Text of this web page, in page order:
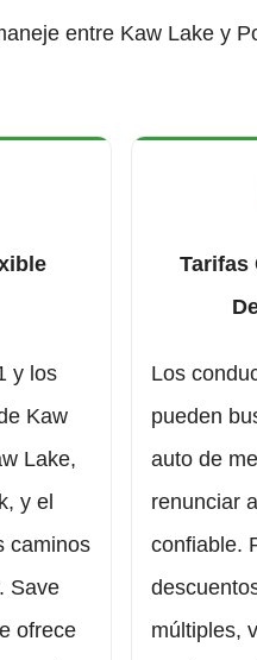
entre Kaw Lake y
y los
Kaw
Lake,
y el
caminos
Save
ofrece
Tarifas
Los
pueden
auto de
renunciar
confiable.
múltiples,